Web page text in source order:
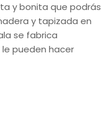
y bonita que podrás
y tapizada en
se fabrica
pueden hacer